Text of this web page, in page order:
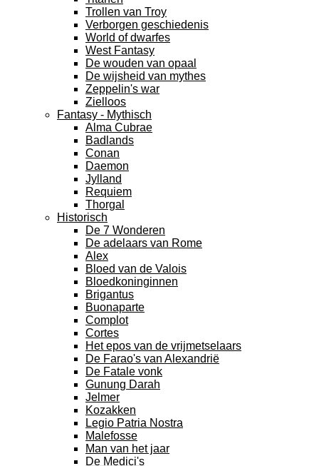
Trollen van Troy
Verborgen geschiedenis
World of dwarfes
West Fantasy
De wouden van opaal
De wijsheid van mythes
Zeppelin's war
Zielloos
Fantasy - Mythisch
Alma Cubrae
Badlands
Conan
Daemon
Jylland
Requiem
Thorgal
Historisch
De 7 Wonderen
De adelaars van Rome
Alex
Bloed van de Valois
Bloedkoninginnen
Brigantus
Buonaparte
Complot
Cortes
Het epos van de vrijmetselaars
De Farao's van Alexandrië
De Fatale vonk
Gunung Darah
Jelmer
Kozakken
Legio Patria Nostra
Malefosse
Man van het jaar
De Medici's